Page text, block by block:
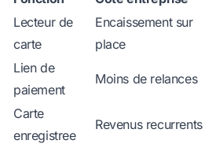
Lecteur de
carte
Encaissement sur
place
Lien de
paiement
Moins de relances
Carte
enregistree
Revenus recurrents